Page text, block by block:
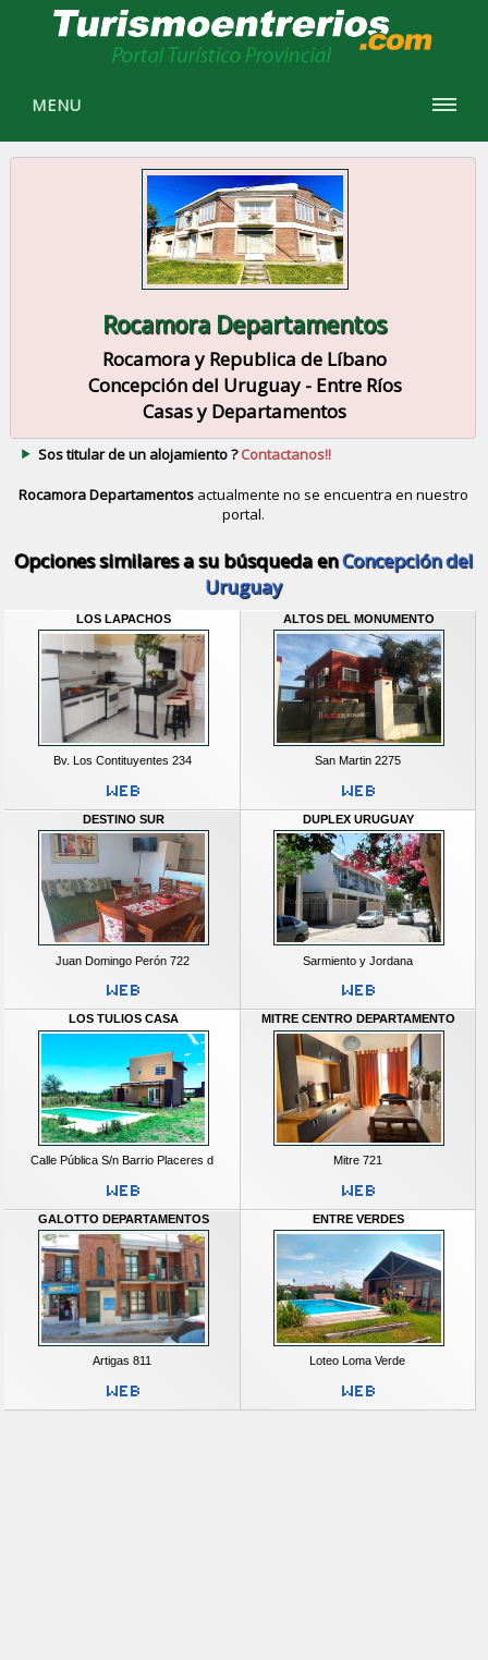
MENU
Rocamora Departamentos
Rocamora y Republica de Líbano
Concepción del Uruguay - Entre Ríos
Casas y Departamentos
Sos titular de un alojamiento ?Contactanos!!
Rocamora Departamentos actualmente no se encuentra en nuestro
portal.
Opciones similares a su búsqueda enConcepción del
Uruguay
LOS LAPACHOS
Bv. Los Contituyentes 234
ALTOS DEL MONUMENTO
San Martin 2275
DESTINO SUR
Juan Domingo Perón 722
DUPLEX URUGUAY
Sarmiento y Jordana
LOS TULIOS CASA
Calle Pública S/n Barrio Placeres d
MITRE CENTRO DEPARTAMENTO
Mitre 721
GALOTTO DEPARTAMENTOS
Artigas 811
ENTRE VERDES
Loteo Loma Verde